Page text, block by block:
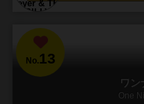
No.13
ワン
One